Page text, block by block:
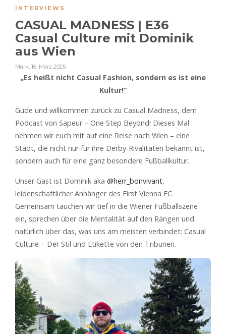
INTERVIEWS
CASUAL MADNESS | E36
Casual Culture mit Dominik
aus Wien
Mark, 16. März 2025
„Es heißt nicht Casual Fashion, sondern es ist eine
Kultur!“
Gude und willkommen zurück zu Casual Madness, dem
Podcast von Sapeur – One Step Beyond! Dieses Mal
nehmen wir euch mit auf eine Reise nach Wien – eine
Stadt, die nicht nur für ihre Derby-Rivalitäten bekannt ist,
sondern auch für eine ganz besondere Fußballkultur.
Unser Gast ist Dominik aka @herr_bonvivant,
leidenschaftlicher Anhänger des First Vienna FC.
Gemeinsam tauchen wir tief in die Wiener Fußballszene
ein, sprechen über die Mentalität auf den Rängen und
natürlich über das, was uns am meisten verbindet: Casual
Culture – Der Stil und Etikette von den Tribünen.